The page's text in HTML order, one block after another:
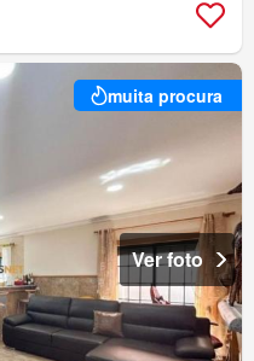
muita procura
Ver foto